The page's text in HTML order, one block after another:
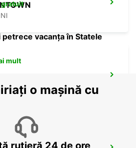
AFRICA
petrece vacanța în Statele
mult
o mașină cu